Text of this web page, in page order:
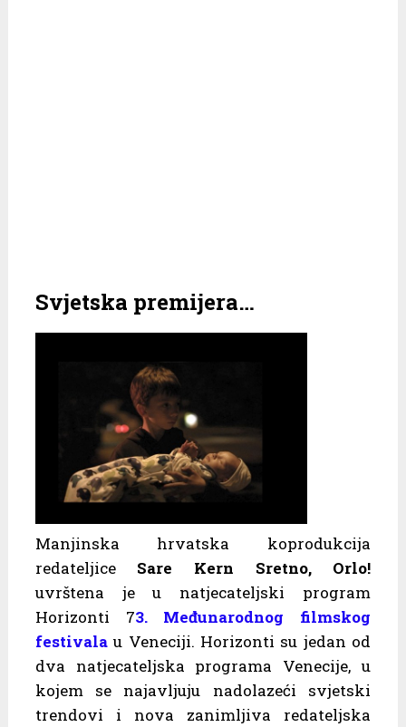
Svjetska premijera…
Manjinska hrvatska koprodukcija
redateljice Sare Kern
Sretno, Orlo!
uvrštena je u natjecateljski program
Horizonti 73. Međunarodnog filmskog
festivalau Veneciji. Horizonti su jedan od
dva natjecateljska programa Venecije, u
kojem se najavljuju nadolazeći svjetski
trendovi i nova zanimljiva redateljska